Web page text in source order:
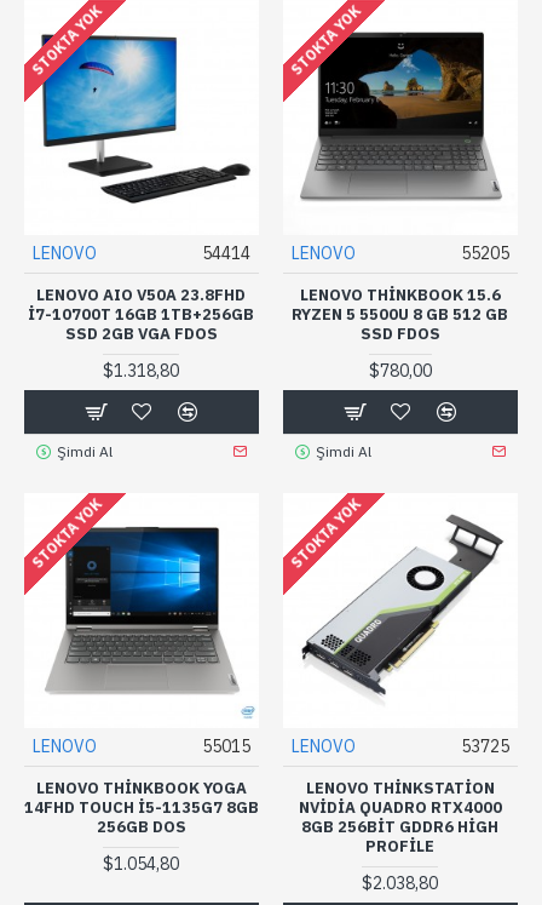
STOKTA YOK
LENOVO 54414
LENOVO AIO V50A 23.8FHD
I7-10700T 16GB 1TB+256GB
SSD 2GB VGA FDOS
$1.318,80
Şimdi Al
STOKTA YOK
LENOVO 55205
LENOVO THINKBOOK 15.6
RYZEN 5 5500U 8 GB 512 GB
SSD FDOS
$780,00
Şimdi Al
STOKTA YOK
LENOVO 55015
LENOVO THINKBOOK YOGA
14FHD TOUCH I5-1135G7 8GB
256GB DOS
$1.054,80
STOKTA YOK
LENOVO 53725
LENOVO THINKSTATION
NVIDIA QUADRO RTX4000
8GB 256BIT GDDR6 HIGH
PROFILE
$2.038,80